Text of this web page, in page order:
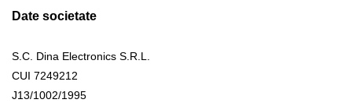
Date societate
S.C. Dina Electronics S.R.L.
CUI 7249212
J13/1002/1995